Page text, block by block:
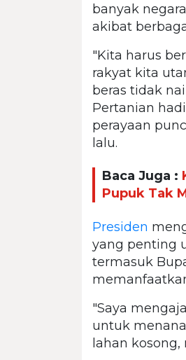
banyak
akibat
"Kita harus
rakyat kita
beras tidak
Pertanian
perayaan
lalu.
Baca Juga :
Pupuk Tak
Presiden
yang penting
termasuk
"Saya
untuk
lahan